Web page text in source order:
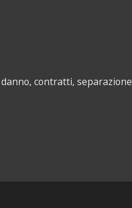
contratti, separazione